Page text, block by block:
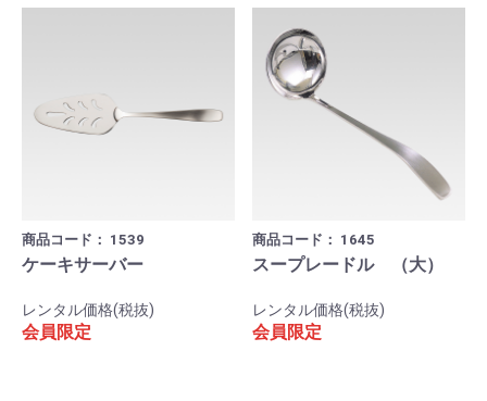
商品コード： 1539
ケーキサーバー
レンタル価格(税抜)
会員限定
商品コード： 1645
スープレードル （大）
レンタル価格(税抜)
会員限定